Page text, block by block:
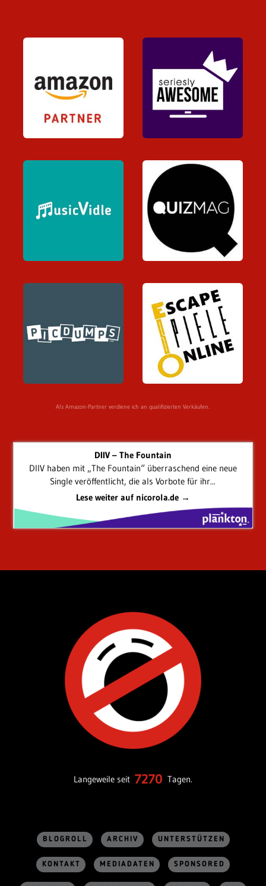
Als Amazon-Partner verdiene ich an qualifizierten Verkäufen.
DIIV – The Fountain
DIIV haben mit „The Fountain“ überraschend eine neue
Single veröffentlicht, die als Vorbote für ihr...
Lese weiter auf nicorola.de →
Langeweile seit 7270 Tagen.
BLOGROLL ARCHIV UNTERSTÜTZEN
KONTAKT MEDIADATEN SPONSORED